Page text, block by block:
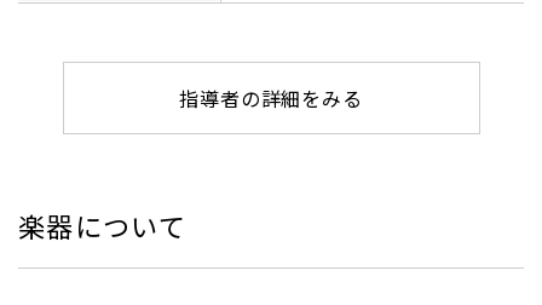
指導者の詳細をみる
楽器について